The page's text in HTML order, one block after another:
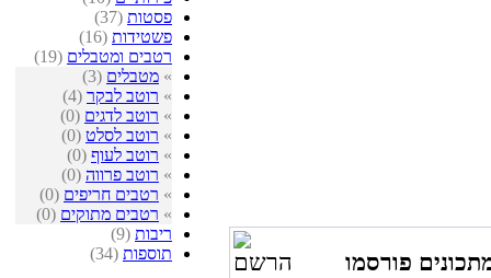
פסטות (37)
פשטידות (16)
רטבים ומטבלים (19)
» מטבלים (3)
» רוטב לבקר (4)
» רוטב לדגים (0)
» רוטב לסלט (0)
» רוטב לעוף (0)
» רוטב פרווה (0)
» רטבים חריפים (0)
» רטבים מתוקים (0)
ריבות (9)
תוספות (34) פורסמו